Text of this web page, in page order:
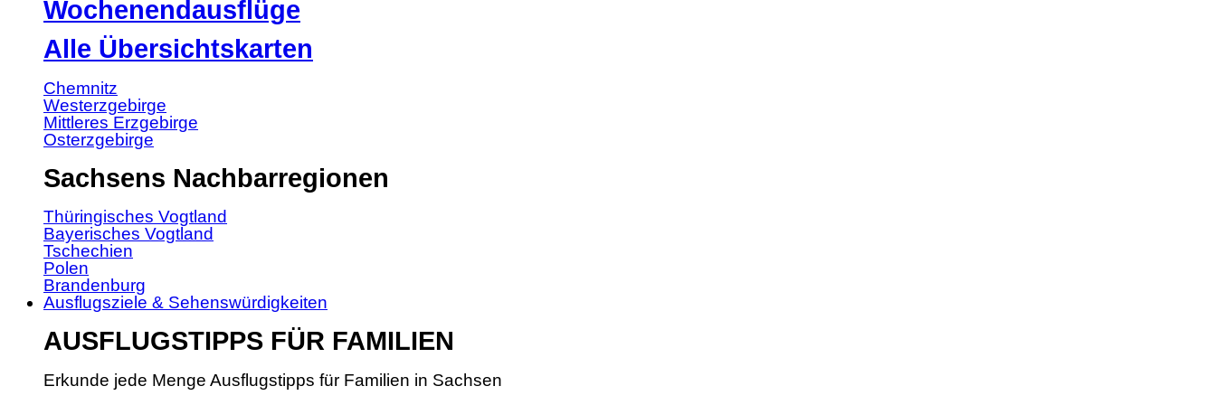
Wochenendausflüge
Alle Übersichtskarten
Chemnitz
Westerzgebirge
Mittleres Erzgebirge
Osterzgebirge
Sachsens Nachbarregionen
Thüringisches Vogtland
Bayerisches Vogtland
Tschechien
Polen
Brandenburg
Ausflugsziele & Sehenswürdigkeiten
AUSFLUGSTIPPS FÜR FAMILIEN
Erkunde jede Menge Ausflugstipps für Familien in Sachsen